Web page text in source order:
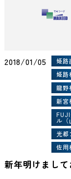
2018/01/05
姫路
姫路
龍野
新宮
ル（
光都
佐用